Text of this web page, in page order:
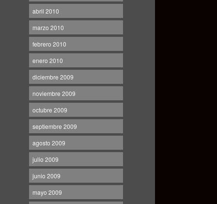
abril 2010
marzo 2010
febrero 2010
enero 2010
diciembre 2009
noviembre 2009
octubre 2009
septiembre 2009
agosto 2009
julio 2009
junio 2009
mayo 2009